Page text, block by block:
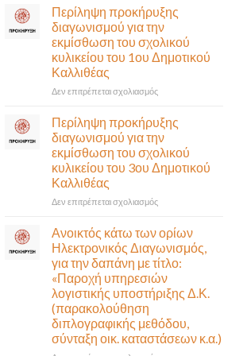
αναγκαίο
και
σημαντικό
έργο
υποδομής
σε
έκτακτη
συνεδρίαση
της
Δημοτικής
δια
ζώσης
(στην
αίθουσα
&
τηλεδιάσκεψη
(μικτή
συνεδρίαση),
την
Πέμπτη
06
Αυγούστου
&
ώρα
Περίληψη προκήρυξης
διαγωνισμού για την
εκμίσθωση του σχολικού
κυλικείου του 1ου Δημοτικού
Καλλιθέας
Δεν επιτρέπεται σχολιασμόςστο
προκήρυξης
διαγωνισμού
για
την
εκμίσθωση
1ου
Δημοτικού
Καλλιθέας
Περίληψη προκήρυξης
διαγωνισμού για την
εκμίσθωση του σχολικού
κυλικείου του 3ου Δημοτικού
Καλλιθέας
Δεν επιτρέπεται σχολιασμόςστο
προκήρυξης
διαγωνισμού
για
την
εκμίσθωση
του
κυλικείου
του
Ανοικτός κάτω των ορίων
Ηλεκτρονικός Διαγωνισμός,
για την δαπάνη με τίτλο:
«Παροχή υπηρεσιών
λογιστικής υποστήριξης Δ.Κ.
(παρακολούθηση
διπλογραφικής μεθόδου,
σύνταξη οικ. καταστάσεων κ.α.)